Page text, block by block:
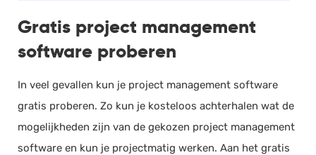
Gratis project management
software proberen
In veel gevallen kun je project management software
gratis proberen. Zo kun je kosteloos achterhalen wat de
mogelijkheden zijn van de gekozen project management
software en kun je projectmatig werken. Aan het gratis